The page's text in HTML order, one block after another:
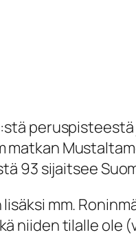
93 sijaitsee
mm.
niiden tilalle ole